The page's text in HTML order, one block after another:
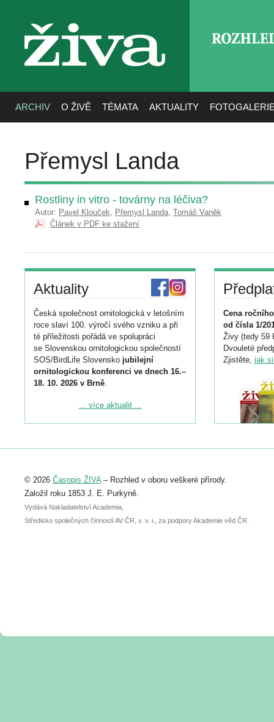
živa
ARCHIV O ŽIVĚ TÉMATA AKTUALITY
Přemysl Landa
Rostliny in vitro - továrny na léčiva?
Autor: Pavel Klouček, Přemysl Landa, Tomáš Vaněk
Článek v PDF ke stažení
Aktuality
Česká společnost ornitologická v letošním
roce slaví 100. výročí svého vzniku a při
té příležitosti pořádá ve spolupráci
se Slovenskou ornitologickou společností
SOS/BirdLife Slovensko jubilejní
ornitologickou konferenci ve dnech 16.–
18. 10. 2026 v Brně.
Podrobnější informace ke konferenci
Registrovat se můžete do 6. září.
abstraktu přihlášené přednášky nebo
posteru je už 30. června.
... více aktualit ...
Cena
od čísla 1/
Živy (tedy 59
Dvouleté
Zjistěte, jak
© 2026 Časopis ŽIVA– Rozhled v oboru veškeré přírody.
Založil roku 1853 J. E. Purkyně.
Vydává Nakladatelství Academia,
Středisko společných činností AV ČR, v. v. i., za podpory Akademie věd ČR.